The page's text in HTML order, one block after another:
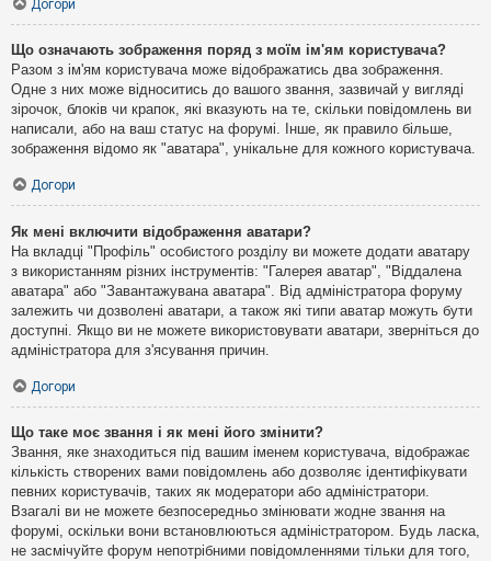
Догори
Що означають зображення поряд з моїм ім'ям користувача?
Разом з ім'ям користувача може відображатись два зображення.
Одне з них може відноситись до вашого звання, зазвичай у вигляді
зірочок, блоків чи крапок, які вказують на те, скільки повідомлень ви
написали, або на ваш статус на форумі. Інше, як правило більше,
зображення відомо як "аватара", унікальне для кожного користувача.
Догори
Як мені включити відображення аватари?
На вкладці "Профіль" особистого розділу ви можете додати аватару
з використанням різних інструментів: "Галерея аватар", "Віддалена
аватара" або "Завантажувана аватара". Від адміністратора форуму
залежить чи дозволені аватари, а також які типи аватар можуть бути
доступні. Якщо ви не можете використовувати аватари, зверніться до
адміністратора для з'ясування причин.
Догори
Що таке моє звання і як мені його змінити?
Звання, яке знаходиться під вашим іменем користувача, відображає
кількість створених вами повідомлень або дозволяє ідентифікувати
певних користувачів, таких як модератори або адміністратори.
Взагалі ви не можете безпосередньо змінювати жодне звання на
форумі, оскільки вони встановлюються адміністратором. Будь ласка,
не засмічуйте форум непотрібними повідомленнями тільки для того,